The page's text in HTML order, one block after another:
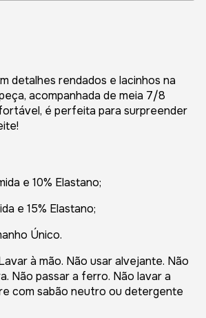
detalhes rendados e lacinhos na
acompanhada de meia 7/8
é perfeita para surpreender
e 10% Elastano;
e 15% Elastano;
Único.
à mão. Não usar alvejante. Não
Não passar a ferro. Não lavar a
com sabão neutro ou detergente